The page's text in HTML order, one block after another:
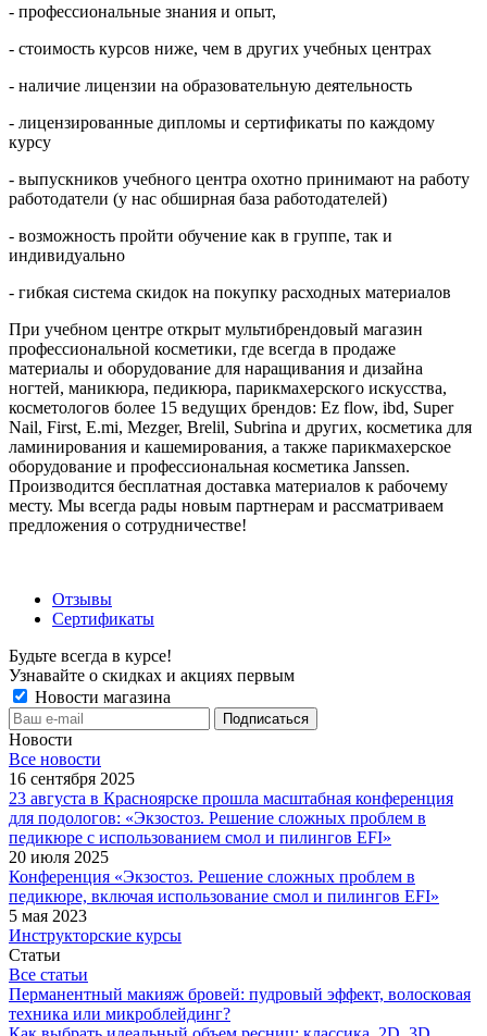
- профессиональные знания и опыт,
- стоимость курсов ниже, чем в других учебных центрах
- наличие лицензии на образовательную деятельность
- лицензированные дипломы и сертификаты по каждому
курсу
- выпускников учебного центра охотно принимают на работу
работодатели (у нас обширная база работодателей)
- возможность пройти обучение как в группе, так и
индивидуально
- гибкая система скидок на покупку расходных материалов
При учебном центре открыт мультибрендовый магазин
профессиональной косметики, где всегда в продаже
материалы и оборудование для наращивания и дизайна
ногтей, маникюра, педикюра, парикмахерского искусства,
косметологов более 15 ведущих брендов: Ez flow, ibd, Super
Nail, First, E.mi, Mezger, Brelil, Subrina и других, косметика для
ламинирования и кашемирования, а также парикмахерское
оборудование и профессиональная косметика Janssen.
Производится бесплатная доставка материалов к рабочему
месту. Мы всегда рады новым партнерам и рассматриваем
предложения о сотрудничестве!
Отзывы
Сертификаты
Будьте всегда в курсе!
Узнавайте о скидках и акциях первым
Новости магазина
Новости
Все новости
16 сентября 2025
23 августа в Красноярске прошла масштабная конференция
для подологов: «Экзостоз. Решение сложных проблем в
педикюре с использованием смол и пилингов EFI»
20 июля 2025
Конференция «Экзостоз. Решение сложных проблем в
педикюре, включая использование смол и пилингов EFI»
5 мая 2023
Инструкторские курсы
Статьи
Все статьи
Перманентный макияж бровей: пудровый эффект, волосковая
техника или микроблейдинг?